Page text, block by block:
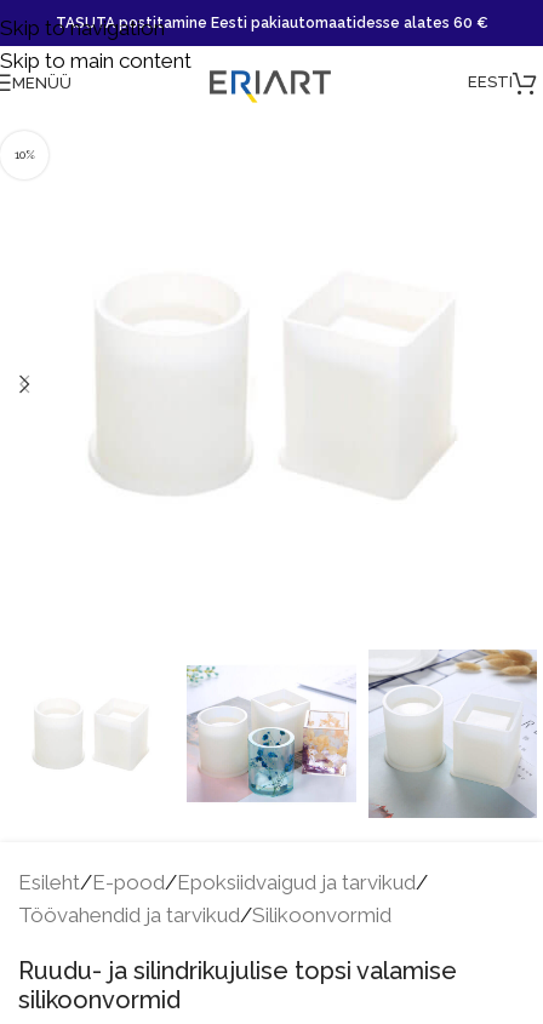
Skip to navigation
Skip to main content
TASUTA postitamine Eesti pakiautomaatidesse alates 60 €
MENÜÜ EESTI
10%
Esileht/E-pood/Epoksiidvaigud ja tarvikud/
Töövahendid ja tarvikud/Silikoonvormid
Ruudu- ja silindrikujulise topsi valamise
silikoonvormid